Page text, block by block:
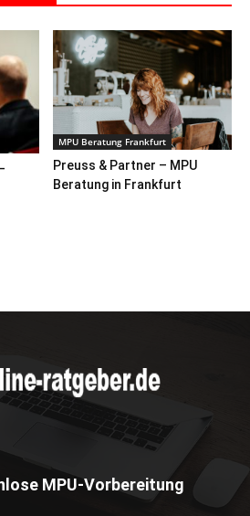
MPU Beratung Frankfurt
Preuss & Partner – MPU
Beratung in Frankfurt
MPU-Vorbereitung